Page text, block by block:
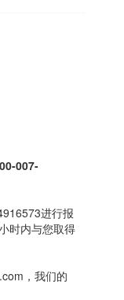
007-
进行报
时内与您取得
，我们的